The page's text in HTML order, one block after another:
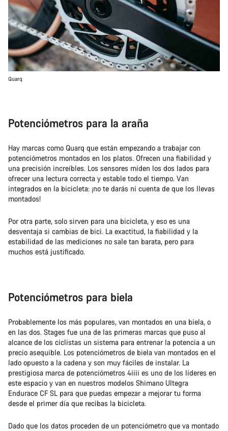
Quarq
Potenciómetros para la araña
Hay marcas como Quarq que están empezando a trabajar con
potenciómetros montados en los platos. Ofrecen una fiabilidad y
una precisión increíbles. Los sensores miden los dos lados para
ofrecer una lectura correcta y estable todo el tiempo. Van
integrados en la bicicleta: ¡no te darás ni cuenta de que los llevas
montados!
Por otra parte, solo sirven para una bicicleta, y eso es una
desventaja si cambias de bici. La exactitud, la fiabilidad y la
estabilidad de las mediciones no sale tan barata, pero para
muchos está justificado.
Potenciómetros para biela
Probablemente los más populares, van montados en una biela, o
en las dos. Stages fue una de las primeras marcas que puso al
alcance de los ciclistas un sistema para entrenar la potencia a un
precio asequible. Los potenciómetros de biela van montados en el
lado opuesto a la cadena y son muy fáciles de instalar. La
prestigiosa marca de potenciómetros 4iiii es uno de los líderes en
este espacio y van en nuestros modelos Shimano Ultegra
Endurace CF SL para que puedas empezar a mejorar tu forma
desde el primer día que recibas la bicicleta.
Dado que los datos proceden de un potenciómetro que va montado